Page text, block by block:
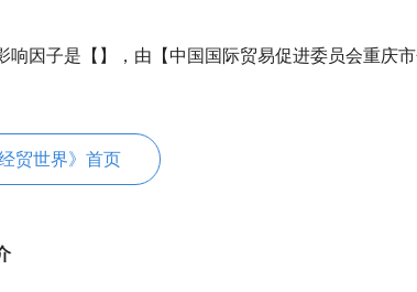
响因子是【】，由【中国国际贸易促进委员会重庆
贸世界》首页